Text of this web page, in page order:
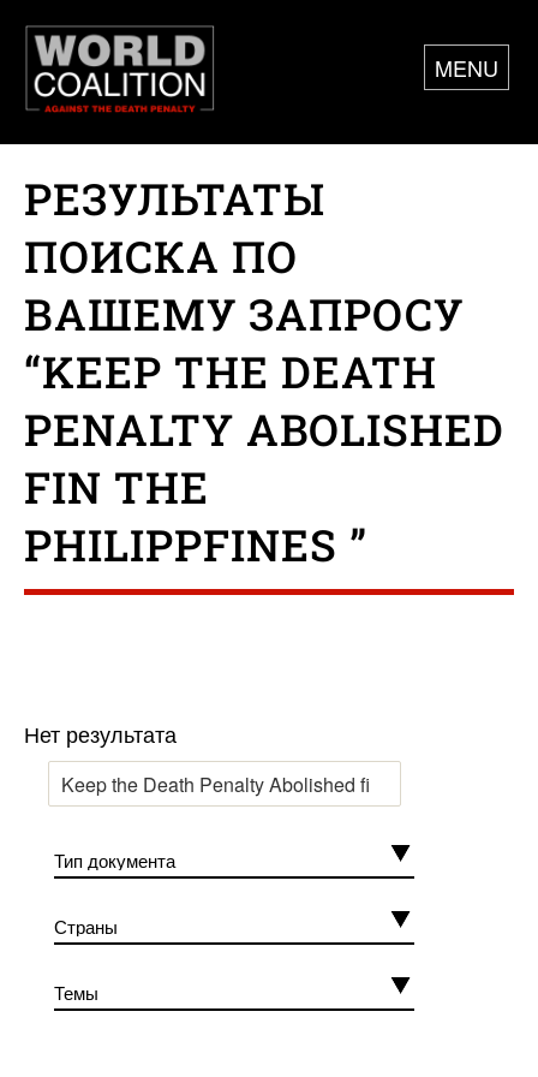
MENU
РЕЗУЛЬТАТЫ
ПОИСКА ПО
ВАШЕМУ ЗАПРОСУ
“KEEP THE DEATH
PENALTY ABOLISHED
FIN THE
PHILIPPFINES ”
Нет результата